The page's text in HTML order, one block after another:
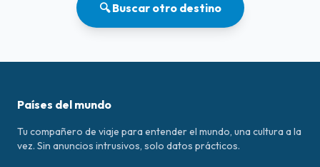
🔍 Buscar otro destino
Países del mundo
Tu compañero de viaje para entender el mundo, una cultura a la
vez. Sin anuncios intrusivos, solo datos prácticos.